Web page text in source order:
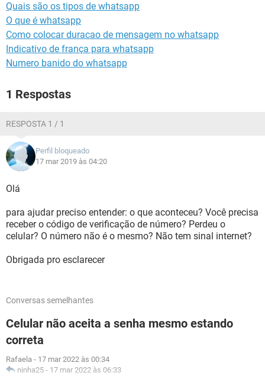
Quais são os tipos de whatsapp
O que é whatsapp
Como colocar duracao de mensagem no whatsapp
Indicativo de frança para whatsapp
Numero banido do whatsapp
1 Respostas
RESPOSTA 1 / 1
Perfil bloqueado
17 mar 2019 às 04:20
Olá
para ajudar preciso entender: o que aconteceu? Você precisa
receber o código de verificação de número? Perdeu o
celular? O número não é o mesmo? Não tem sinal internet?
Obrigada pro esclarecer
Conversas semelhantes
Celular não aceita a senha mesmo estando
correta
Rafaela - 17 mar 2022 às 00:34
ninha25 - 17 mar 2022 às 06:33